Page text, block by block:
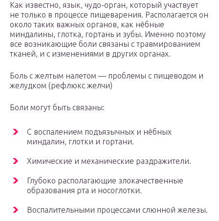
Как известно, язык, чудо-орган, который участвует
не только в процессе пищеварения. Располагается он
около таких важных органов, как нёбные
миндалины, глотка, гортань и зубы. Именно поэтому
все возникающие боли связаны с травмированием
тканей, и с изменениями в других органах.
Боль с желтым налетом — проблемы с пищеводом и
желудком (рефлюкс желчи)
Боли могут быть связаны:
С воспалением подъязычных и нёбных
миндалин, глотки и гортани.
Химические и механические раздражители.
Глубоко располагающие злокачественные
образования рта и носоглотки.
Воспалительными процессами слюнной железы.